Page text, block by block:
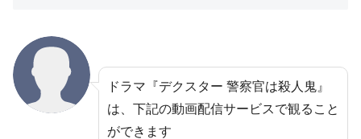
ドラマ『デクスター 警察官は殺人鬼』
は、下記の動画配信サービスで観ること
ができます